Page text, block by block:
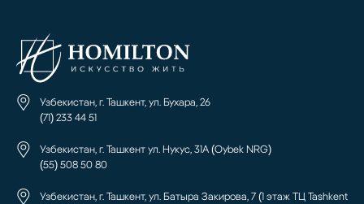
Узбекистан, г. Ташкент, ул. Бухара, 26
(71) 233 44 51
Узбекистан, г. Ташкент ул. Нукус, 31А (Oybek NRG)
(55) 508 50 80
Узбекистан, г. Ташкент, ул. Батыра Закирова, 7 (1 этаж ТЦ Tashkent